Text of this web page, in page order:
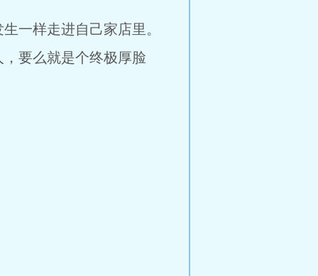
一样走进自己家店里。
要么就是个终极厚脸